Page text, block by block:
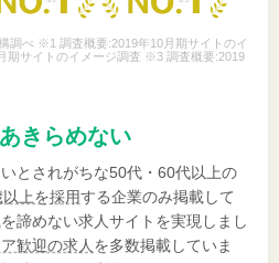
調べ ※1 調査概要:2019年10月期サイトのイ
期サイトのイメージ調査 ※3 調査概要:2019
きらめない
とされがちな50代・60代以上の
上を採用する企業のみ掲載して
諦めない求人サイトを実現しまし
歓迎の求人 を多数掲載していま